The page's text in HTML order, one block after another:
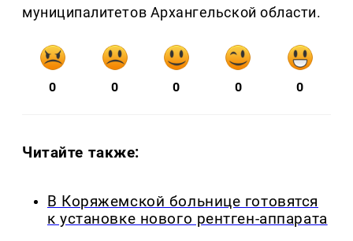
муниципалитетов Архангельской области.
0 0 0 0 0
Читайте также:
В Коряжемской больнице готовятся
к установке нового рентген-аппарата